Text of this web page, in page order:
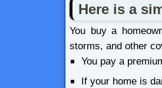
Here is a
You buy a
storms, and other
You pay a
If your home is